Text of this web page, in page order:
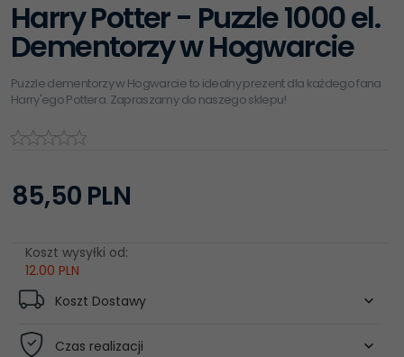
Harry Potter - Puzzle 1000 el.
Dementorzy w Hogwarcie
Puzzle dementorzy w Hogwarcie to idealny prezent dla każdego fana
Harry'ego Pottera. Zapraszamy do naszego sklepu!
85,50 PLN
Koszt wysyłki od:
12.00 PLN
Koszt Dostawy
Czas realizacji